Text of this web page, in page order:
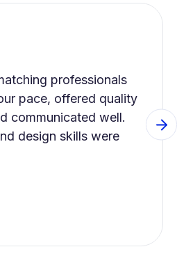
professionals
pace, offered quality
communicated well.
design skills were